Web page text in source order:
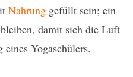
Nahrung gefüllt sein; ein
damit sich die Luft
Yogaschülers.